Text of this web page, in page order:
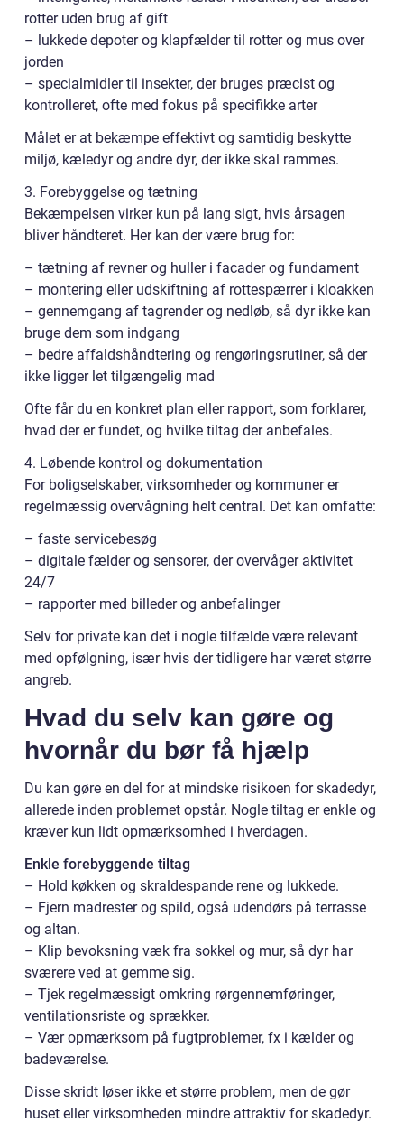
rotter uden brug af gift
– lukkede depoter og klapfælder til rotter og mus over
jorden
– specialmidler til insekter, der bruges præcist og
kontrolleret, ofte med fokus på specifikke arter
Målet er at bekæmpe effektivt og samtidig beskytte
miljø, kæledyr og andre dyr, der ikke skal rammes.
3. Forebyggelse og tætning
Bekæmpelsen virker kun på lang sigt, hvis årsagen
bliver håndteret. Her kan der være brug for:
– tætning af revner og huller i facader og fundament
– montering eller udskiftning af rottespærrer i kloakken
– gennemgang af tagrender og nedløb, så dyr ikke kan
bruge dem som indgang
– bedre affaldshåndtering og rengøringsrutiner, så der
ikke ligger let tilgængelig mad
Ofte får du en konkret plan eller rapport, som forklarer,
hvad der er fundet, og hvilke tiltag der anbefales.
4. Løbende kontrol og dokumentation
For boligselskaber, virksomheder og kommuner er
regelmæssig overvågning helt central. Det kan omfatte:
– faste servicebesøg
– digitale fælder og sensorer, der overvåger aktivitet
24/7
– rapporter med billeder og anbefalinger
Selv for private kan det i nogle tilfælde være relevant
med opfølgning, især hvis der tidligere har været større
angreb.
Hvad du selv kan gøre og
hvornår du bør få hjælp
Du kan gøre en del for at mindske risikoen for skadedyr,
allerede inden problemet opstår. Nogle tiltag er enkle og
kræver kun lidt opmærksomhed i hverdagen.
Enkle forebyggende tiltag
– Hold køkken og skraldespande rene og lukkede.
– Fjern madrester og spild, også udendørs på terrasse
og altan.
– Klip bevoksning væk fra sokkel og mur, så dyr har
sværere ved at gemme sig.
– Tjek regelmæssigt omkring rørgennemføringer,
ventilationsriste og sprækker.
– Vær opmærksom på fugtproblemer, fx i kælder og
badeværelse.
Disse skridt løser ikke et større problem, men de gør
huset eller virksomheden mindre attraktiv for skadedyr.